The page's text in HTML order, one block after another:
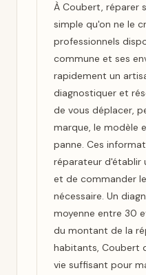
À Coubert, réparer
simple qu'on ne le
professionnels
commune et ses
rapidement un
diagnostiquer et
de vous déplacer,
marque, le modèle
panne. Ces
réparateur d'établir
et de commander
nécessaire. Un
moyenne entre 30
du montant de la
habitants, Coubert
vie suffisant pour